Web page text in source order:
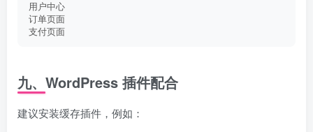
用户中心
订单页面
支付页面
九、WordPress 插件配合
建议安装缓存插件，例如：